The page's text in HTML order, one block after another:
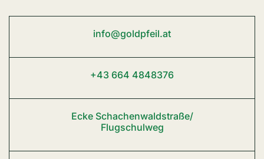
info@goldpfeil.at
+43 664 4848376
Ecke Schachenwaldstraße/
Flugschulweg